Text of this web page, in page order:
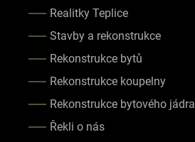
Realitky Teplice
Stavby a rekonstrukce
Rekonstrukce bytů
Rekonstrukce koupelny
Rekonstrukce bytového jádra
Řekli o nás